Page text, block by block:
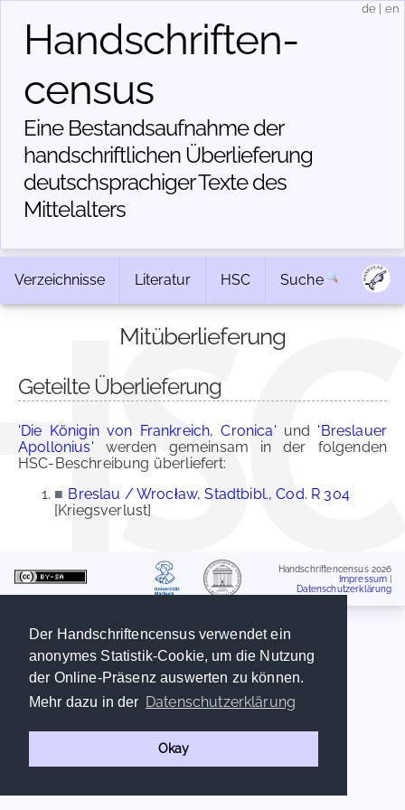
Der Handschriftencensus verwendet ein
anonymes Statistik-Cookie, um die Nutzung
der Online-Präsenz auswerten zu können.
Mehr dazu in der Datenschutzerklärung
Okay
Handschriften­
census
Eine Bestandsaufnahme der
handschriftlichen Über­lieferung
deutschsprachiger Texte des
Mittelalters
de en
Verzeichnisse Literatur HSC Suche
Mitüberlieferung
Geteilte Überlieferung
'Die Königin von Frankreich, Cronica' und 'Breslauer
Apollonius' werden gemeinsam in der folgenden
HSC-Beschreibung überliefert:
■ Breslau / Wrocław, Stadtbibl., Cod. R 304
[Kriegsverlust]
Handschriftencensus 2026
Impressum
Datenschutzerklärung